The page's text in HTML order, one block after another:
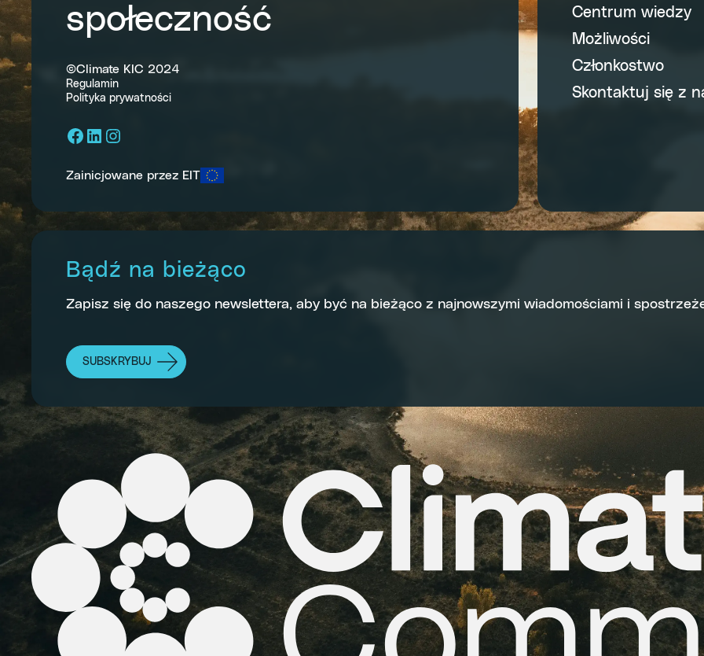
społeczność
©Climate KIC 2024
Regulamin
Polityka prywatności
Facebook
LinkedIn
Instagram
Zainicjowane przez EIT
Centrum wiedzy
Możliwości
Członkostwo
Skontaktuj się z
Bądź na bieżąco
Zapisz się do naszego newslettera, aby być na bieżąco z najnowszymi wiadomościami i
SUBSKRYBUJ